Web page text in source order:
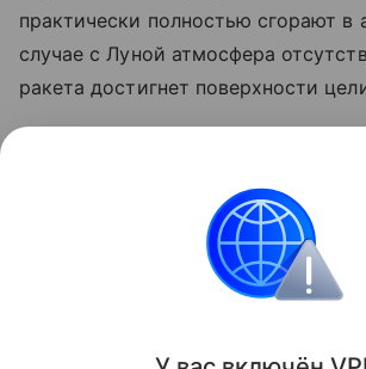
практически полностью сгорают в
случае с Луной атмосфера
ракета достигнет поверхности
об атмосфере древней Земли.
Луна